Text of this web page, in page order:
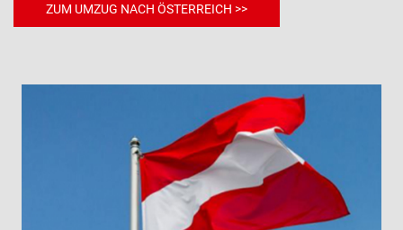
ZUM UMZUG NACH ÖSTERREICH >>